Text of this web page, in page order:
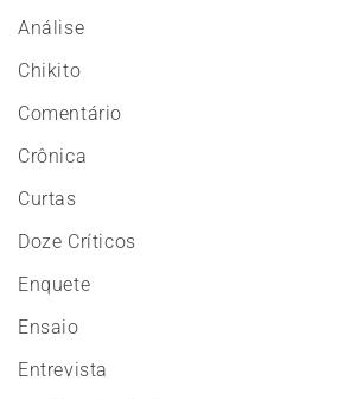
Análise
Chikito
Comentário
Crônica
Curtas
Doze Críticos
Enquete
Ensaio
Entrevista